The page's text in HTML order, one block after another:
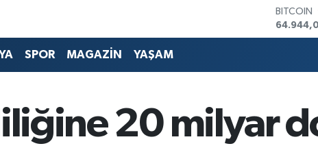
DOLAR
47,7436
EURO
6660.55
BİST100
13.779
SPOR MAGAZİN YAŞAM
20 milyar